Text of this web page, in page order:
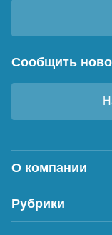
Сообщить
О компании
Рубрики